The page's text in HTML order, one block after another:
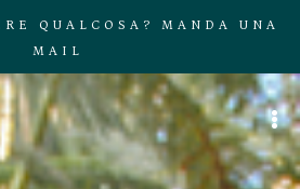
QUALCOSA? MANDA UNA
MAIL